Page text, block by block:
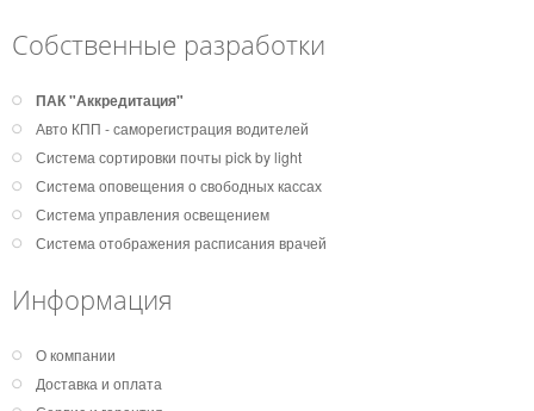
Собственные разработки
ПАК "Аккредитация"
Авто КПП - саморегистрация водителей
Система сортировки почты pick by light
Система оповещения о свободных кассах
Система управления освещением
Система отображения расписания врачей
Информация
О компании
Доставка и оплата